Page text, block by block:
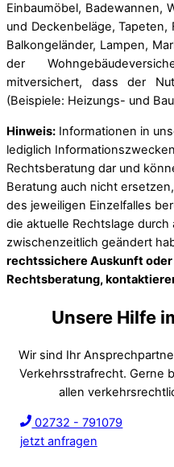
Einbaumöbel, Badewannen,
und Deckenbeläge,
Balkongeländer, Lampen,
der
mitversichert, dass der
(Beispiele: Heizungs- und
Hinweis: Informationen in
lediglich
Rechtsberatung dar und
Beratung auch nicht
des jeweiligen Einzelfalles
die aktuelle Rechtslage
zwischenzeitlich geändert
rechtssichere Auskunft
Rechtsberatung,
Unsere Hilfe
Wir sind Ihr
Verkehrsstrafrecht. Gerne
allen
02732 - 791079
jetzt anfragen